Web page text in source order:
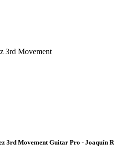
3rd Movement
3rd Movement Guitar Pro - Joaquín